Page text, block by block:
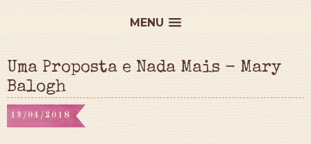
MENU
Uma Proposta e Nada Mais - Mary
Balogh
19/04/2018